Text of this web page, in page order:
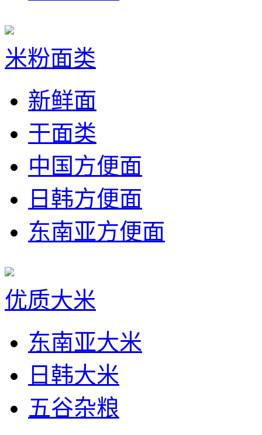
米粉面类
新鲜面
干面类
中国方便面
日韩方便面
东南亚方便面
优质大米
东南亚大米
日韩大米
五谷杂粮